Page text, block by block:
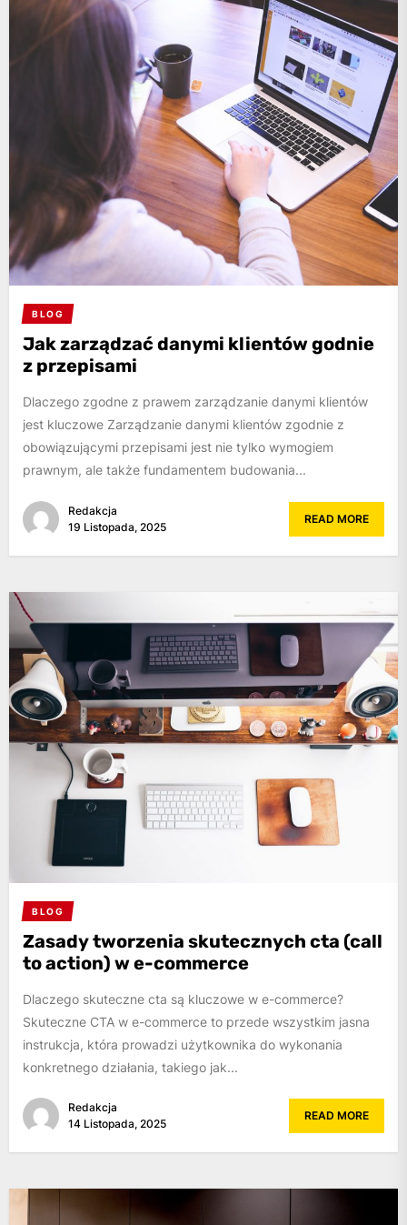
BLOG
Jak zarządzać danymi klientów godnie
z przepisami
Dlaczego zgodne z prawem zarządzanie danymi klientów
jest kluczowe Zarządzanie danymi klientów zgodnie z
obowiązującymi przepisami jest nie tylko wymogiem
prawnym, ale także fundamentem budowania...
Redakcja
19 Listopada, 2025
READ MORE
BLOG
Zasady tworzenia skutecznych cta (call
to action) w e-commerce
Dlaczego skuteczne cta są kluczowe w e-commerce?
Skuteczne CTA w e-commerce to przede wszystkim jasna
instrukcja, która prowadzi użytkownika do wykonania
konkretnego działania, takiego jak...
Redakcja
14 Listopada, 2025
READ MORE